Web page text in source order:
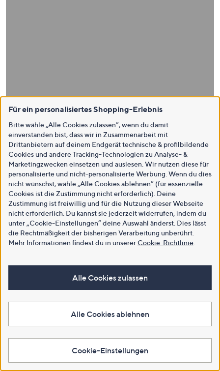
Für ein personalisiertes Shopping-Erlebnis
Bitte wähle „Alle Cookies zulassen“, wenn du damit
einverstanden bist, dass wir in Zusammenarbeit mit
Drittanbietern auf deinem Endgerät technische & profilbildende
Cookies und andere Tracking-Technologien zu Analyse- &
Marketingzwecken einsetzen und auslesen. Wir nutzen diese für
personalisierte und nicht-personalisierte Werbung. Wenn du dies
nicht wünschst, wähle „Alle Cookies ablehnen“ (für essenzielle
Cookies ist die Zustimmung nicht erforderlich). Deine
Zustimmung ist freiwillig und für die Nutzung dieser Webseite
nicht erforderlich. Du kannst sie jederzeit widerrufen, indem du
unter „Cookie-Einstellungen“ deine Auswahl änderst. Dies lässt
die Rechtmäßigkeit der bisherigen Verarbeitung unberührt.
Mehr Informationen findest du in unsererCookie-Richtlinie
Alle Cookies zulassen
Alle Cookies ablehnen
Cookie-Einstellungen